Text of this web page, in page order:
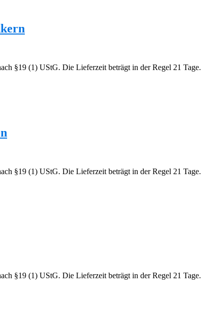
§19 (1) UStG. Die Lieferzeit beträgt in der Regel 21 Tage.
§19 (1) UStG. Die Lieferzeit beträgt in der Regel 21 Tage.
§19 (1) UStG. Die Lieferzeit beträgt in der Regel 21 Tage.